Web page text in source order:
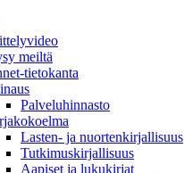
meiltä
tietokanta
Palveluhinnasto
Lasten- ja nuortenkirjallisuus
Tutkimuskirjallisuus
Aapiset ja lukukirjat